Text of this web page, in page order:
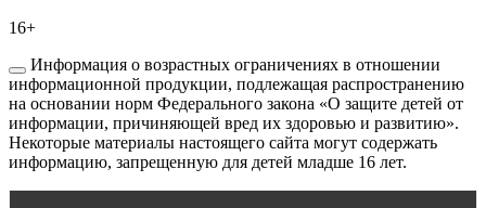
16+
Информация о возрастных ограничениях в отношении
информационной продукции, подлежащая распространению
на основании норм Федерального закона «О защите детей от
информации, причиняющей вред их здоровью и развитию».
Некоторые материалы настоящего сайта могут содержать
информацию, запрещенную для детей младше 16 лет.